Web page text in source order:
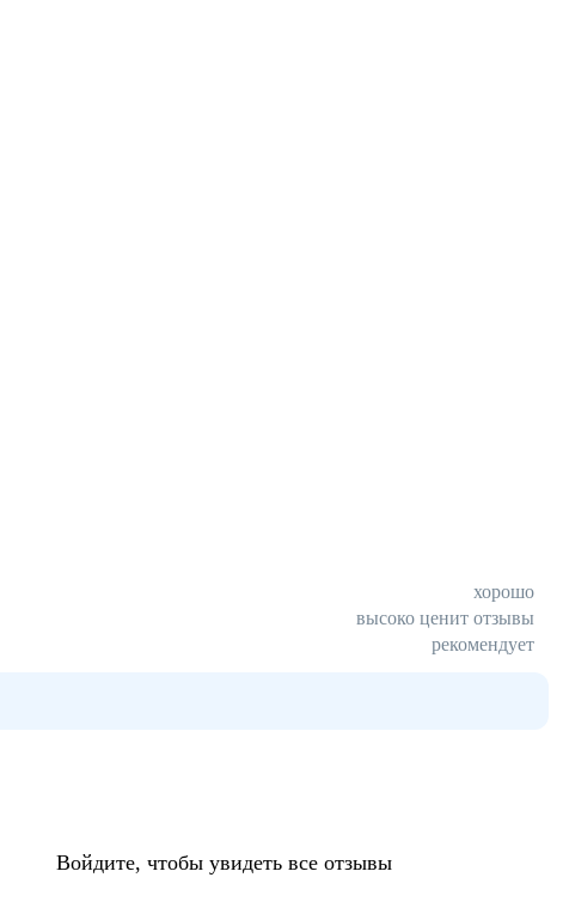
хорошо
высоко ценит отзывы
рекомендует
Войдите, чтобы увидеть все отзывы